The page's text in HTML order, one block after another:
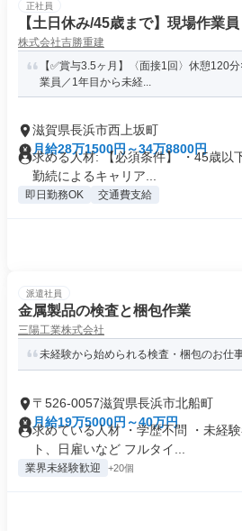
正社員
【土日休み/45歳まで】現場作業員
株式会社吉勝重建
【✅賞与3.5ヶ月】〈面接1回〉休憩120
業員／1年目から未経...
滋賀県長浜市西上坂町
月給28万1500円～34万8800円
求める人材: 【必須条件】 ・45歳以
勤続によるキャリア...
即日勤務OK 交通費支給
派遣社員
金属製品の検査と梱包作業
三陽工業株式会社
未経験から始められる検査・梱包のお仕
〒526-0057滋賀県長浜市北船町
月給19万5000円～40万円
求めている人材 ・学歴不問 ・未経
ト、日雇いなど フルタイ...
業界未経験歓迎 +20個